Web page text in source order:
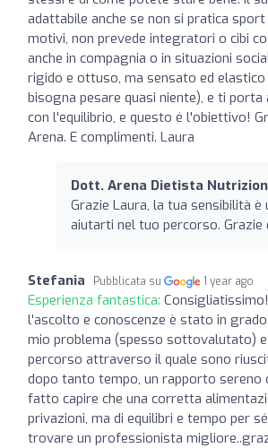
adattabile anche se non si pratica
motivi, non prevede integratori o cibi
anche in compagnia o in situazioni
rigido e ottuso, ma sensato ed elastico
bisogna pesare quasi niente), e ti
con l'equilibrio, e questo é l'obiettivo!
Arena. E complimenti. Laura
Dott. Arena Dietista
Grazie Laura, la tua sensibilità è
aiutarti nel tuo percorso.
Stefania Pubblicata su 1 year ago
Esperienza fantastica:
l'ascolto e conoscenze è stato in
mio problema (spesso sottovalutato) e
percorso attraverso il quale sono
dopo tanto tempo, un rapporto sereno
fatto capire che una corretta
privazioni, ma di equilibri e tempo per
trovare un professionista